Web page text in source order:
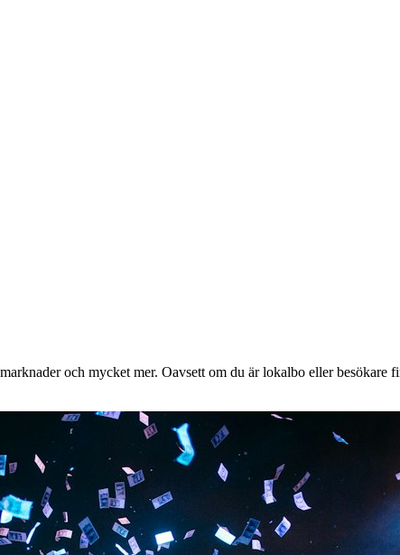
och mycket mer. Oavsett om du är lokalbo eller besökare